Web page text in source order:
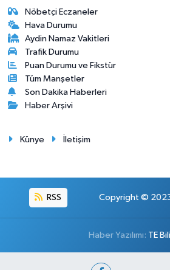
Nöbetçi Eczaneler
Hava Durumu
Aydin Namaz Vakitleri
Trafik Durumu
Puan Durumu ve Fikstür
Tüm Manşetler
Son Dakika Haberleri
Haber Arşivi
Künye İletişim
RSS Copyright © 2023.
Haber Yazılımı: TE